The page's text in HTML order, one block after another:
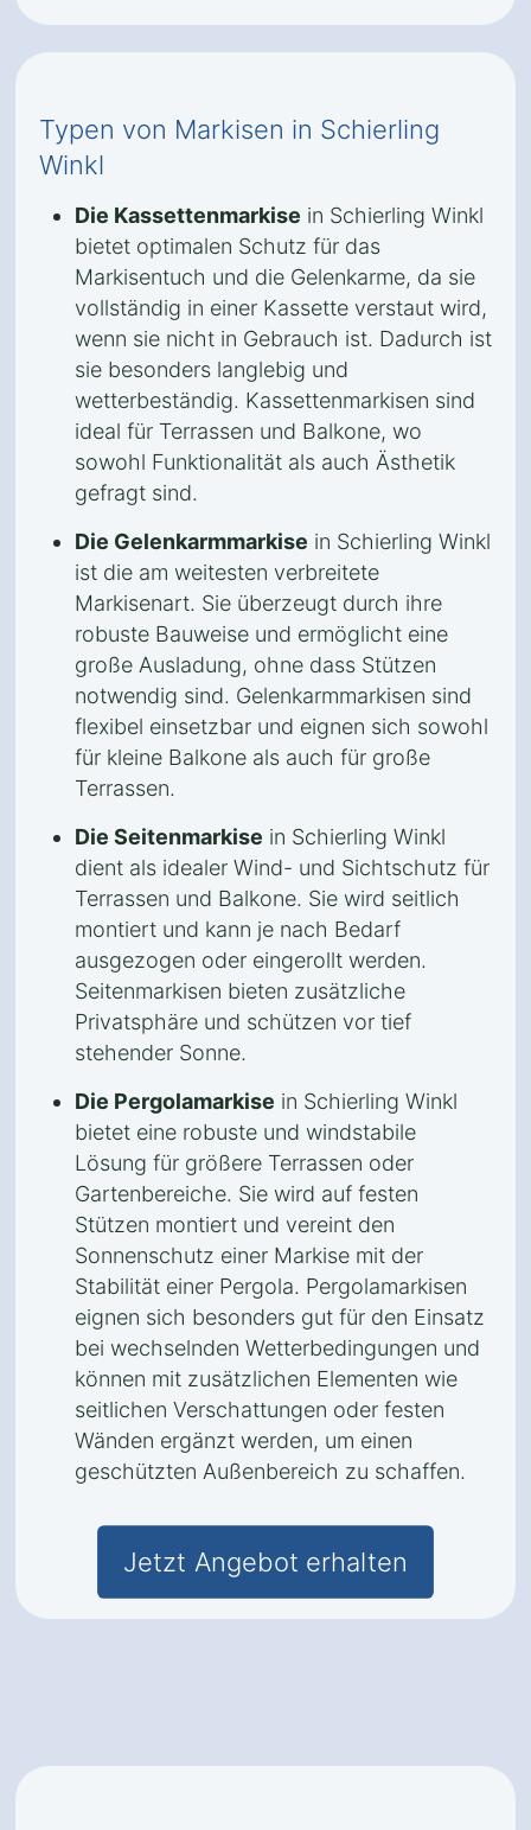
Typen von Markisen in Schierling
Winkl
Die Kassettenmarkise in Schierling Winkl
bietet optimalen Schutz für das
Markisentuch und die Gelenkarme, da sie
vollständig in einer Kassette verstaut wird,
wenn sie nicht in Gebrauch ist. Dadurch ist
sie besonders langlebig und
wetterbeständig. Kassettenmarkisen sind
ideal für Terrassen und Balkone, wo
sowohl Funktionalität als auch Ästhetik
gefragt sind.
Die Gelenkarmmarkise in Schierling Winkl
ist die am weitesten verbreitete
Markisenart. Sie überzeugt durch ihre
robuste Bauweise und ermöglicht eine
große Ausladung, ohne dass Stützen
notwendig sind. Gelenkarmmarkisen sind
flexibel einsetzbar und eignen sich sowohl
für kleine Balkone als auch für große
Terrassen.
Die Seitenmarkise in Schierling Winkl
dient als idealer Wind- und Sichtschutz für
Terrassen und Balkone. Sie wird seitlich
montiert und kann je nach Bedarf
ausgezogen oder eingerollt werden.
Seitenmarkisen bieten zusätzliche
Privatsphäre und schützen vor tief
stehender Sonne.
Die Pergolamarkise in Schierling Winkl
bietet eine robuste und windstabile
Lösung für größere Terrassen oder
Gartenbereiche. Sie wird auf festen
Stützen montiert und vereint den
Sonnenschutz einer Markise mit der
Stabilität einer Pergola. Pergolamarkisen
eignen sich besonders gut für den Einsatz
bei wechselnden Wetterbedingungen und
können mit zusätzlichen Elementen wie
seitlichen Verschattungen oder festen
Wänden ergänzt werden, um einen
geschützten Außenbereich zu schaffen.
Jetzt Angebot erhalten